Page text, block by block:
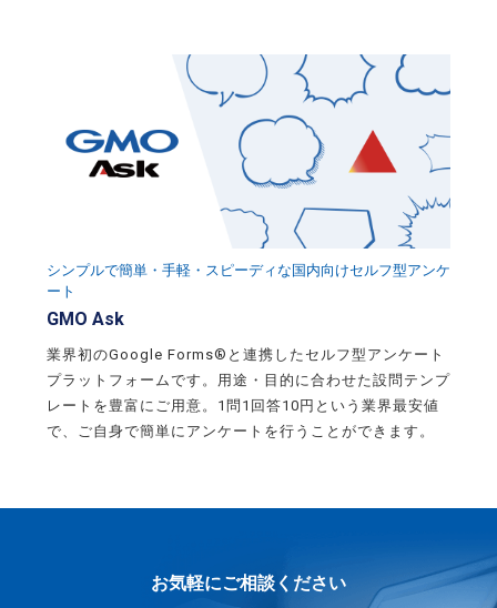
シンプルで簡単・手軽・スピーディな国内向けセルフ型アンケ
ート
GMO Ask
業界初のGoogle Forms®と連携したセルフ型アンケート
プラットフォームです。用途・目的に合わせた設問テンプ
レートを豊富にご用意。1問1回答10円という業界最安値
で、ご自身で簡単にアンケートを行うことができます。
お気軽にご相談ください